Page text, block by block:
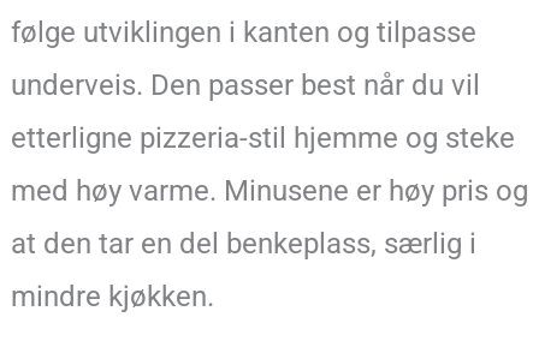
følge utviklingen i kanten og tilpasse
underveis. Den passer best når du vil
etterligne pizzeria-stil hjemme og steke
med høy varme. Minusene er høy pris og
at den tar en del benkeplass, særlig i
mindre kjøkken.